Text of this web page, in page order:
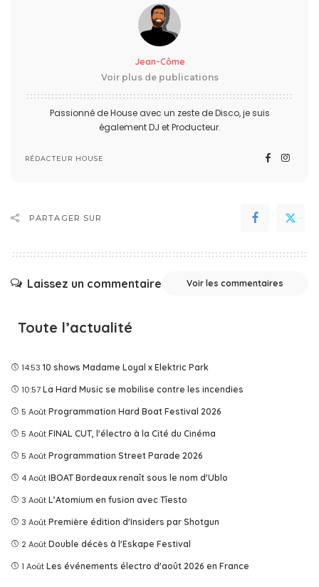
Jean-Côme
Voir plus de publications
Passionné de House avec un zeste de Disco, je suis
également DJ et Producteur.
RÉDACTEUR HOUSE
PARTAGER SUR
Laissez un commentaire Voir les commentaires
Toute l’actualité
14:53 10 shows Madame Loyal x Elektric Park
10:57 La Hard Music se mobilise contre les incendies
5 Août Programmation Hard Boat Festival 2026
5 Août FINAL CUT, l'électro à la Cité du Cinéma
5 Août Programmation Street Parade 2026
4 Août IBOAT Bordeaux renaît sous le nom d'Ublo
3 Août L’Atomium en fusion avec Tîesto
3 Août Première édition d'Insiders par Shotgun
2 Août Double décès à l'Eskape Festival
1 Août Les événements électro d'août 2026 en France